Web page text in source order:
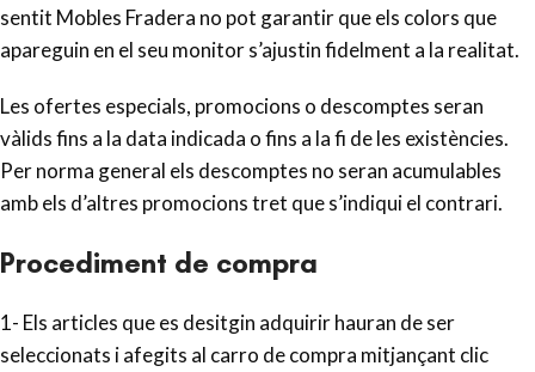
sentit Mobles Fradera no pot garantir que els colors que
apareguin en el seu monitor s’ajustin fidelment a la realitat.
Les ofertes especials, promocions o descomptes seran
vàlids fins a la data indicada o fins a la fi de les existències.
Per norma general els descomptes no seran acumulables
amb els d’altres promocions tret que s’indiqui el contrari.
Procediment de compra
1- Els articles que es desitgin adquirir hauran de ser
seleccionats i afegits al carro de compra mitjançant clic